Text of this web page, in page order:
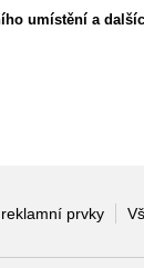
umístění a
prvky